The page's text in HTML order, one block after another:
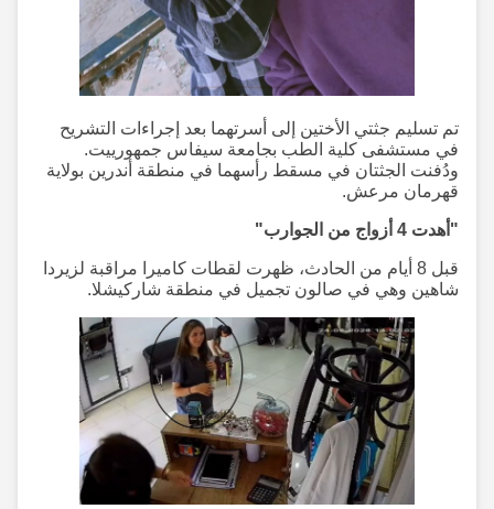
تم تسليم جثتي الأختين إلى أسرتهما بعد إجراءات التشريح
في مستشفى كلية الطب بجامعة سيفاس جمهورييت.
ودُفنت الجثتان في مسقط رأسهما في منطقة أندرين بولاية
قهرمان مرعش.
"أهدت 4 أزواج من الجوارب"
قبل 8 أيام من الحادث، ظهرت لقطات كاميرا مراقبة لزيردا
شاهين وهي في صالون تجميل في منطقة شاركيشلا.